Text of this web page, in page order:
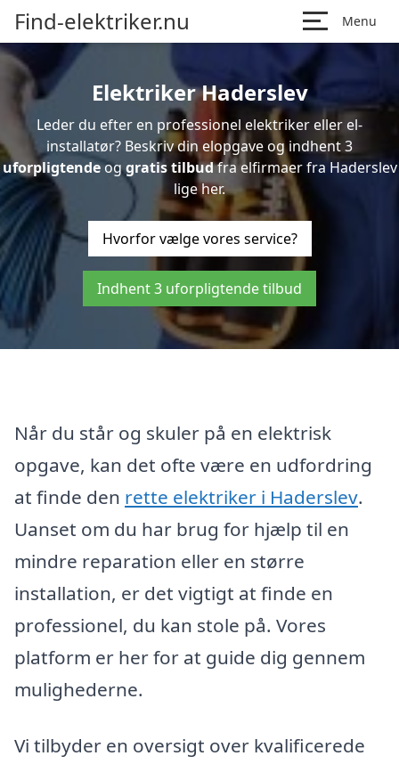
Find-elektriker.nu Menu
Elektriker Haderslev
Leder du efter en professionel elektriker eller el-
installatør? Beskriv din elopgave og indhent 3
uforpligtendeoggratis tilbudfra elfirmaer fra Haderslev
lige her.
Hvorfor vælge vores service?
Indhent 3 uforpligtende tilbud
Når du står og skuler på en elektrisk
opgave, kan det ofte være en udfordring
at finde den rette elektriker i Haderslev.
Uanset om du har brug for hjælp til en
mindre reparation eller en større
installation, er det vigtigt at finde en
professionel, du kan stole på. Vores
platform er her for at guide dig gennem
mulighederne.
Vi tilbyder en oversigt over kvalificerede